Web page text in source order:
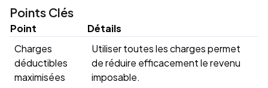
Points Clés
Point
Détails
Charges
déductibles
maximisées
Utiliser toutes les charges permet
de réduire efficacement le revenu
imposable.